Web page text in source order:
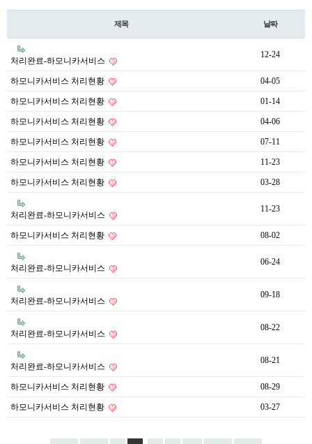
제목 날짜
처리완료-하모니카서비스
12-24
하모니카서비스 처리현황 04-05
하모니카서비스 처리현황 01-14
하모니카서비스 처리현황 04-06
하모니카서비스 처리현황 07-11
하모니카서비스 처리현황 11-23
하모니카서비스 처리현황 03-28
처리완료-하모니카서비스
11-23
하모니카서비스 처리현황 08-02
처리완료-하모니카서비스
06-24
처리완료-하모니카서비스
09-18
처리완료-하모니카서비스
08-22
처리완료-하모니카서비스
08-21
하모니카서비스 처리현황 08-29
하모니카서비스 처리현황 03-27